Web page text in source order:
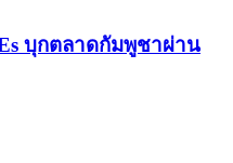
บุกตลาดกัมพูชาผ่าน